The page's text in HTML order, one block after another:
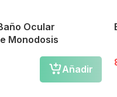
Ocular
Monodosis
Añadir